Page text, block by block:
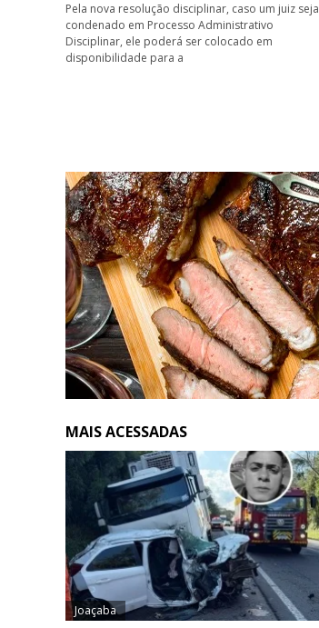
Pela nova resolução disciplinar, caso um juiz seja
condenado em Processo Administrativo
Disciplinar, ele poderá ser colocado em
disponibilidade para a
MAIS ACESSADAS
Joaçaba